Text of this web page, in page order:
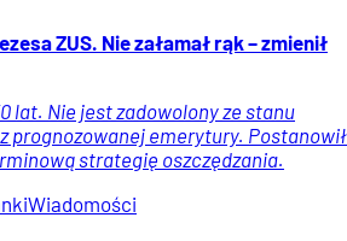
ZUS. Nie załamał rąk – zmienił
lat. Nie jest zadowolony ze stanu
prognozowanej emerytury. Postanowił
strategię oszczędzania.
Wiadomości